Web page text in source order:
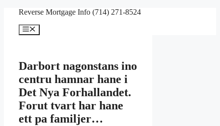
content
Reverse Mortgage Info (714) 271-8524
Menu
Darbort nagonstans ino
centru hamnar hane i
Det Nya Forhallandet.
Forut tvart har hane
ett pa familjer…